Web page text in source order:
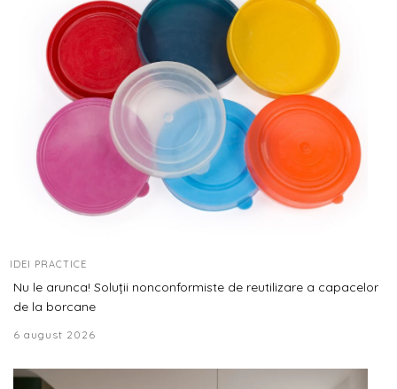
IDEI PRACTICE
Nu le arunca! Soluții nonconformiste de reutilizare a capacelor
de la borcane
6 august 2026